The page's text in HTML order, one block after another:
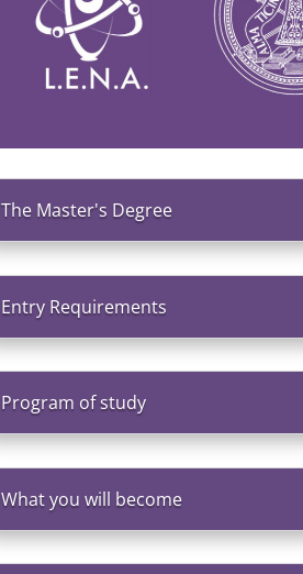
The Master's Degree
Entry Requirements
Program of study
What you will become